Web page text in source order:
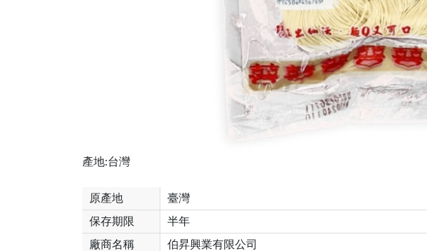
產地:台灣
原產地 臺灣
保存期限 半年
廠商名稱 伯昇興業有限公司